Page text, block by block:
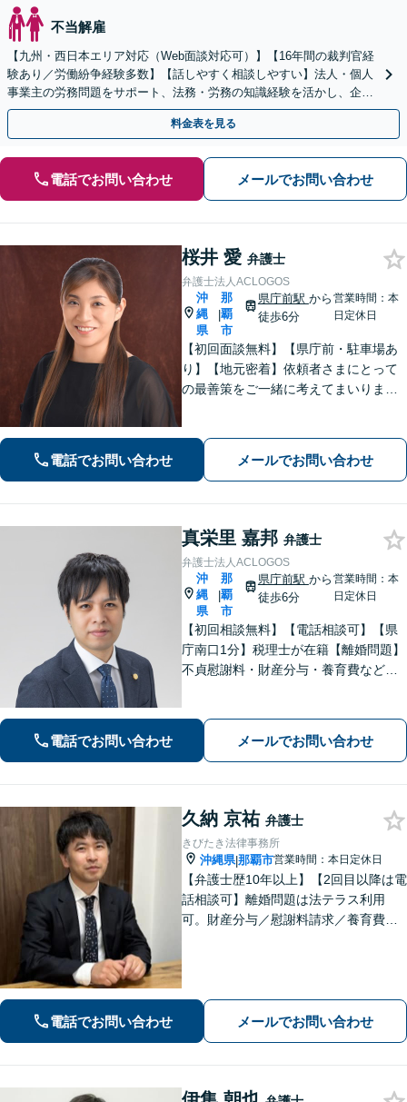
不当解雇
【九州・西日本エリア対応（Web面談対応可）】【16年間の裁判官経
験あり／労働紛争経験多数】【話しやすく相談しやすい】法人・個人
事業主の労務問題をサポート、法務・労務の知識経験を活かし、企業
側から御社の労働問題解決に尽力します。
料金表を見る
電話でお問い合わせ メールでお問い合わせ
桜井 愛 弁護士
弁護士法人ACLOGOS
沖
縄
県
|
那
覇
市
県庁前駅 から
徒歩6分
営業時間：本
日定休日
【初回面談無料】【県庁前・駐車場あ
り】【地元密着】依頼者さまにとって
の最善策をご一緒に考えてまいりま
【FP1級・宅地建物取引士・銀行業務
検定の資格あり】【WEB面談可】
電話でお問い合わせ メールでお問い合わせ
真栄里 嘉邦 弁護士
弁護士法人ACLOGOS
沖
縄
県
|
那
覇
市
県庁前駅 から
徒歩6分
営業時間：本
日定休日
【初回相談無料】【電話相談可】【県
庁南口1分】税理士が在籍【離婚問題】
不貞慰謝料・財産分与・養育費など。
額）・明け渡し請求・立退料増額など
に対応。交渉から訴訟までお任せくだ
電話でお問い合わせ メールでお問い合わせ
久納 京祐 弁護士
きびたき法律事務所
沖縄県|那覇市営業時間：本日定休日
【弁護士歴10年以上】【2回目以降は電
話相談可】離婚問題は法テラス利用
可。財産分与／慰謝料請求／養育費な
多数【バス停「天久」2分】
電話でお問い合わせ メールでお問い合わせ